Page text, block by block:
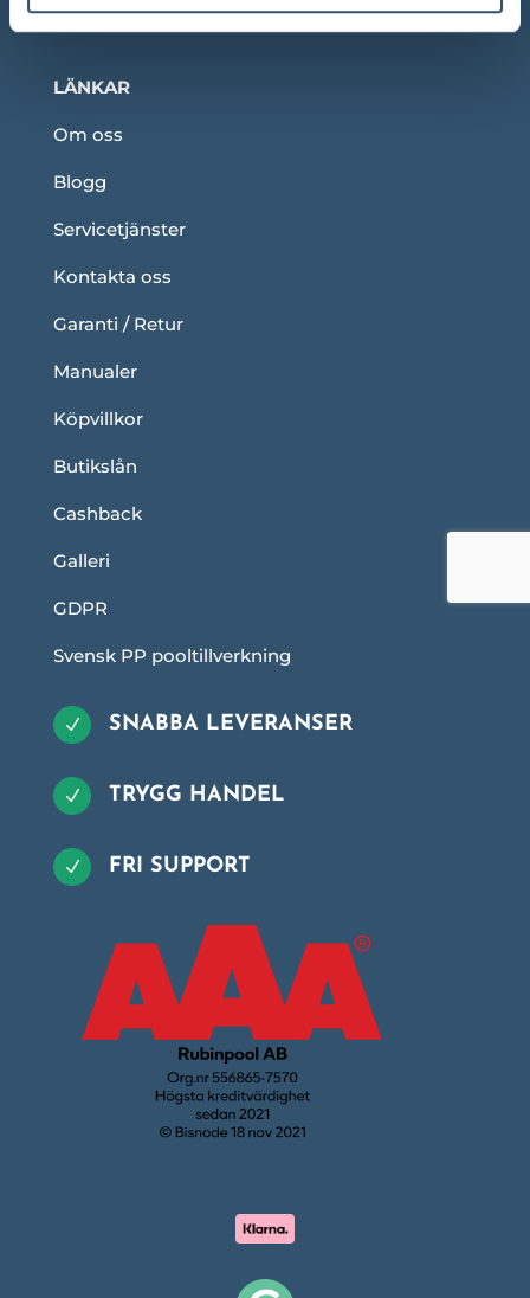
LÄNKAR
Om oss
Blogg
Servicetjänster
Kontakta oss
Garanti / Retur
Manualer
Köpvillkor
Butikslån
Cashback
Galleri
GDPR
Svensk PP pooltillverkning
N SNABBA LEVERANSER
N TRYGG HANDEL
N FRI SUPPORT